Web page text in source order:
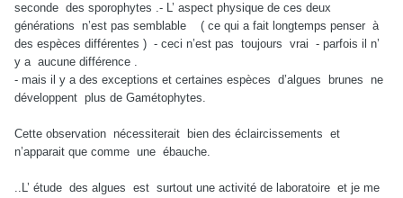
seconde des sporophytes .- L’ aspect physique de ces deux
générations n’est pas semblable ( ce qui a fait longtemps penser à
des espèces différentes ) - ceci n’est pas toujours vrai - parfois il n’
y a aucune différence .
- mais il y a des exceptions et certaines espèces d’algues brunes ne
développent plus de Gamétophytes.
Cette observation nécessiterait bien des éclaircissements et
n’apparait que comme une ébauche.
..L’ étude des algues est surtout une activité de laboratoire et je me